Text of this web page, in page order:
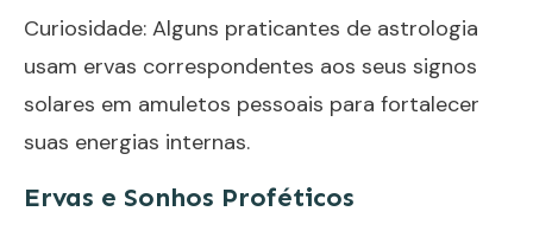
Curiosidade: Alguns praticantes de astrologia
usam ervas correspondentes aos seus signos
solares em amuletos pessoais para fortalecer
suas energias internas.
Ervas e Sonhos Proféticos